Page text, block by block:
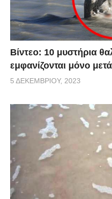
Βίντεο: 10 μυστήρια
εμφανίζονται μόνο
5 ΔΕΚΕΜΒΡΊΟΥ, 2023